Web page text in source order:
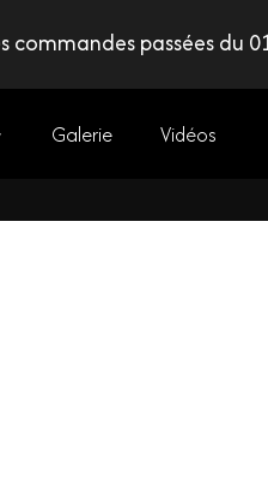
commandes passées du
Galerie Vidéos